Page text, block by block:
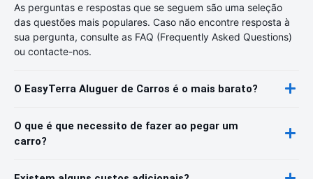
As perguntas e respostas que se seguem são uma seleção
das questões mais populares. Caso não encontre resposta à
sua pergunta, consulte as FAQ (Frequently Asked Questions)
ou contacte-nos.
O EasyTerra Aluguer de Carros é o mais barato?
O que é que necessito de fazer ao pegar um
carro?